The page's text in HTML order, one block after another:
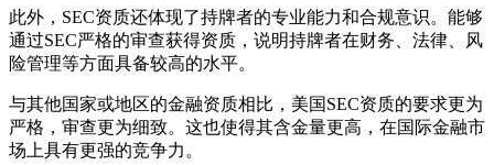
此外，SEC资质还体现了持牌者的专业能力和合规意识。能够
通过SEC严格的审查获得资质，说明持牌者在财务、法律、风
险管理等方面具备较高的水平。
与其他国家或地区的金融资质相比，美国SEC资质的要求更为
严格，审查更为细致。这也使得其含金量更高，在国际金融市
场上具有更强的竞争力。